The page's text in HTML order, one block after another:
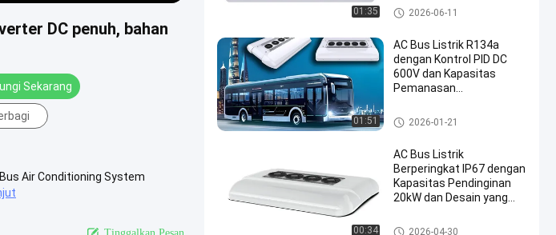
DC penuh, bahan
Sekarang
Air Conditioning System
Tinggalkan Pesan
01:35
HVAC bus umum
AC Bus Listrik
2026-06-11
01:51
AC Bus Listrik R134a
dengan Kontrol PID DC
600V dan Kapasitas
Pemanasan
AC Bus Listrik
2026-01-21
00:34
AC Bus Listrik
Berperingkat IP67 dengan
Kapasitas Pendinginan
20kW dan Desain yang
AC Bus Listrik
2026-04-30